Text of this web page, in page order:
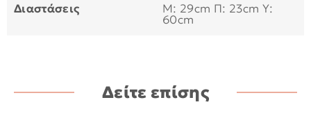
Διαστάσεις Μ: 29cm Π: 23cm Υ:
60cm
Δείτε επίσης